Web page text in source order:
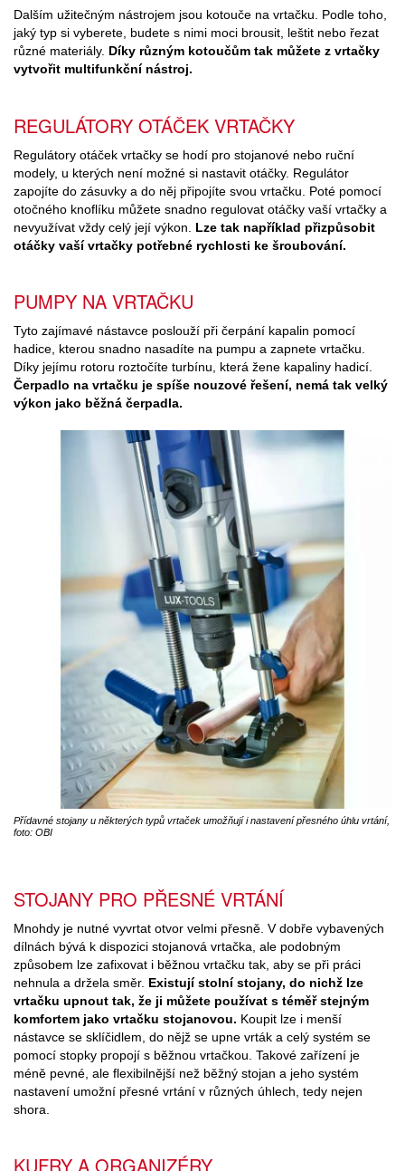
Dalším užitečným nástrojem jsou kotouče na vrtačku. Podle toho,
jaký typ si vyberete, budete s nimi moci brousit, leštit nebo řezat
různé materiály. Díky různým kotoučům tak můžete z vrtačky
vytvořit multifunkční nástroj.
REGULÁTORY OTÁČEK VRTAČKY
Regulátory otáček vrtačky se hodí pro stojanové nebo ruční
modely, u kterých není možné si nastavit otáčky. Regulátor
zapojíte do zásuvky a do něj připojíte svou vrtačku. Poté pomocí
otočného knoflíku můžete snadno regulovat otáčky vaší vrtačky a
nevyužívat vždy celý její výkon. Lze tak například přizpůsobit
otáčky vaší vrtačky potřebné rychlosti ke šroubování.
PUMPY NA VRTAČKU
Tyto zajímavé nástavce poslouží při čerpání kapalin pomocí
hadice, kterou snadno nasadíte na pumpu a zapnete vrtačku.
Díky jejímu rotoru roztočíte turbínu, která žene kapaliny hadicí.
Čerpadlo na vrtačku je spíše nouzové řešení, nemá tak velký
výkon jako běžná čerpadla.
Přídavné stojany u některých typů vrtaček umožňují i nastavení přesného úhlu vrtání,
foto: OBI
STOJANY PRO PŘESNÉ VRTÁNÍ
Mnohdy je nutné vyvrtat otvor velmi přesně. V dobře vybavených
dílnách bývá k dispozici stojanová vrtačka, ale podobným
způsobem lze zafixovat i běžnou vrtačku tak, aby se při práci
nehnula a držela směr. Existují stolní stojany, do nichž lze
vrtačku upnout tak, že ji můžete používat s téměř stejným
komfortem jako vrtačku stojanovou. Koupit lze i menší
nástavce se sklíčidlem, do nějž se upne vrták a celý systém se
pomocí stopky propojí s běžnou vrtačkou. Takové zařízení je
méně pevné, ale flexibilnější než běžný stojan a jeho systém
nastavení umožní přesné vrtání v různých úhlech, tedy nejen
shora.
KUFRY A ORGANIZÉRY